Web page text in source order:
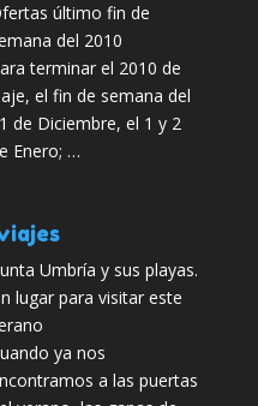
último fin de
del 2010
terminar el 2010 de
el fin de semana del
de Diciembre, el 1 y 2
Enero; …
Umbría y sus playas.
lugar para visitar este
ya nos
a las puertas